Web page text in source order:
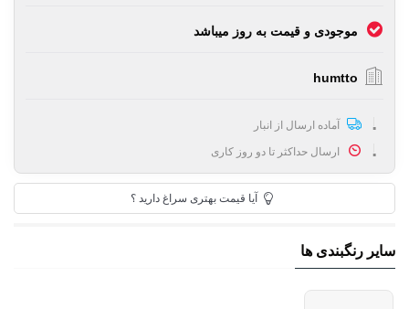
موجودی و قیمت به روز میباشد
humtto
آماده ارسال از انبار
ارسال حداکثر تا دو روز کاری
آیا قیمت بهتری سراغ دارید ؟
سایر رنگبندی ها